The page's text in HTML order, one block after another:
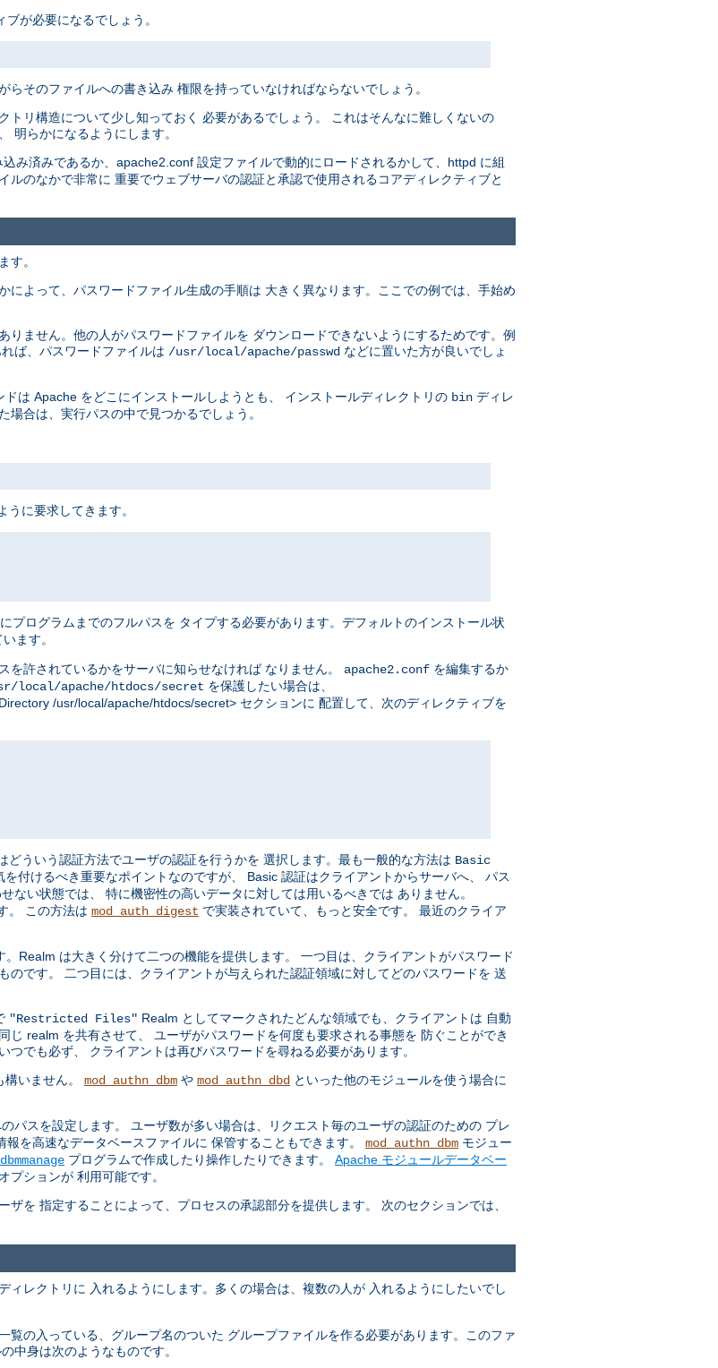
ブが必要になるでしょう。
そのファイルへの書き込み 権限を持っていなければならないでしょう。
リ構造について少し知っておく 必要があるでしょう。 これはそんなに難しくないの
明らかになるようにします。
み済みであるか、apache2.conf 設定ファイルで動的にロードされるかして、httpd に組
のなかで非常に 重要でウェブサーバの認証と承認で使用されるコアディレクティブと
す。
よって、パスワードファイル生成の手順は 大きく異なります。ここでの例では、手始め
ません。他の人がパスワードファイルを ダウンロードできないようにするためです。例
ば、パスワードファイルは /usr/local/apache/passwd などに置いた方が良いでしょ
ドは Apache をどこにインストールしようとも、 インストールディレクトリの bin ディレ
合は、実行パスの中で見つかるでしょう。
に要求してきます。
プログラムまでのフルパスを タイプする必要があります。デフォルトのインストール状
ます。
許されているかをサーバに知らせなければ なりません。 apache2.conf を編集するか
local/apache/htdocs/secret を保護したい場合は、
/usr/local/apache/htdocs/secret> セクションに 配置して、次のディレクティブを
どういう認証方法でユーザの認証を行うかを 選択します。最も一般的な方法は Basic
付けるべき重要なポイントなのですが、 Basic 認証はクライアントからサーバへ、 パス
ない状態では、 特に機密性の高いデータに対しては用いるべきでは ありません。
。 この方法は mod_auth_digest で実装されていて、もっと安全です。 最近のクライア
Realm は大きく分けて二つの機能を提供します。 一つ目は、クライアントがパスワード
です。 二つ目には、クライアントが与えられた認証領域に対してどのパスワードを 送
"Restricted Files" Realm としてマークされたどんな領域でも、クライアントは 自動
realm を共有させて、 ユーザがパスワードを何度も要求される事態を 防ぐことができ
でも必ず、 クライアントは再びパスワードを尋ねる必要があります。
いません。 mod_authn_dbm や mod_authn_dbd といった他のモジュールを使う場合に
パスを設定します。 ユーザ数が多い場合は、リクエスト毎のユーザの認証のための プレ
を高速なデータベースファイルに 保管することもできます。 mod_authn_dbm モジュー
dbmmanage プログラムで作成したり操作したりできます。 Apache モジュールデータベー
ションが 利用可能です。
を 指定することによって、プロセスの承認部分を提供します。 次のセクションでは、
ィレクトリに 入れるようにします。多くの場合は、複数の人が 入れるようにしたいでし
の入っている、グループ名のついた グループファイルを作る必要があります。このファ
中身は次のようなものです。